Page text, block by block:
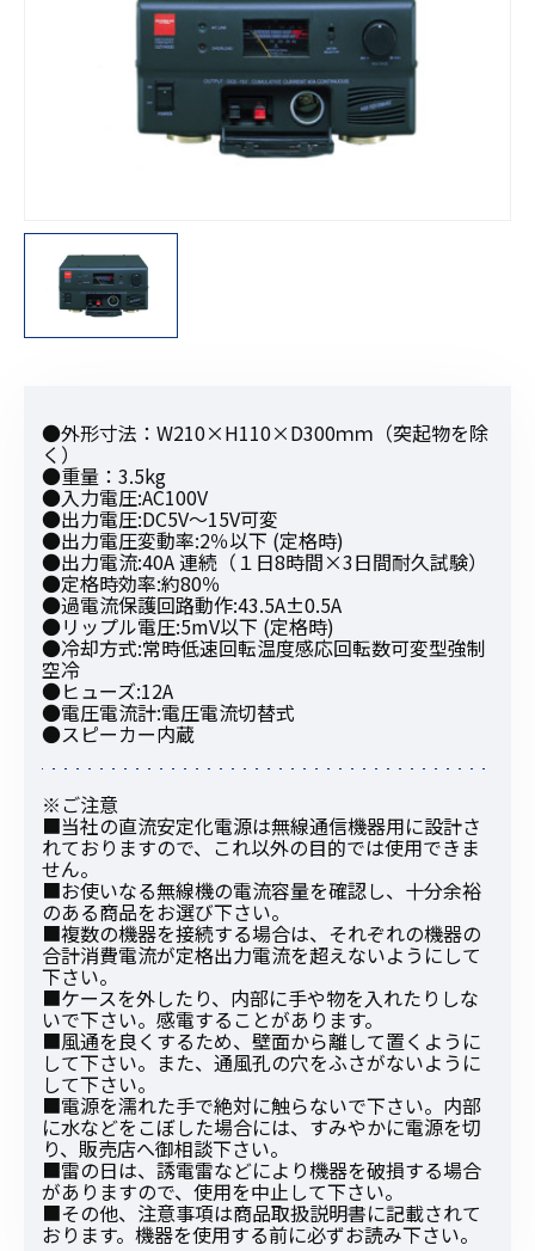
●外形寸法：W210×H110×D300ｍｍ（突起物を除
く）
●重量：3.5kg
●入力電圧:AC100V
●出力電圧:DC5V～15V可変
●出力電圧変動率:2％以下 (定格時)
●出力電流:40A 連続（１日8時間×3日間耐久試験）
●定格時効率:約80％
●過電流保護回路動作:43.5A±0.5A
●リップル電圧:5mV以下 (定格時)
●冷却方式:常時低速回転温度感応回転数可変型強制
空冷
●ヒューズ:12A
●電圧電流計:電圧電流切替式
●スピーカー内蔵
※ご注意
■当社の直流安定化電源は無線通信機器用に設計さ
れておりますので、これ以外の目的では使用できま
せん。
■お使いなる無線機の電流容量を確認し、十分余裕
のある商品をお選び下さい。
■複数の機器を接続する場合は、それぞれの機器の
合計消費電流が定格出力電流を超えないようにして
下さい。
■ケースを外したり、内部に手や物を入れたりしな
いで下さい。感電することがあります。
■風通を良くするため、壁面から離して置くように
して下さい。また、通風孔の穴をふさがないように
して下さい。
■電源を濡れた手で絶対に触らないで下さい。内部
に水などをこぼした場合には、すみやかに電源を切
り、販売店へ御相談下さい。
■雷の日は、誘電雷などにより機器を破損する場合
がありますので、使用を中止して下さい。
■その他、注意事項は商品取扱説明書に記載されて
おります。機器を使用する前に必ずお読み下さい。